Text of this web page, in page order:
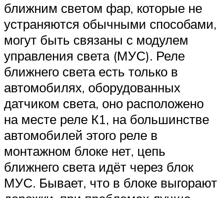
ближним светом фар, которые не
устраняются обычными способами,
могут быть связаны с модулем
управления света (МУС). Реле
ближнего света есть только в
автомобилях, оборудованных
датчиком света, оно расположено
на месте реле К1, на большинстве
автомобилей этого реле в
монтажном блоке нет, цепь
ближнего света идёт через блок
МУС. Бывает, что в блоке выгорают